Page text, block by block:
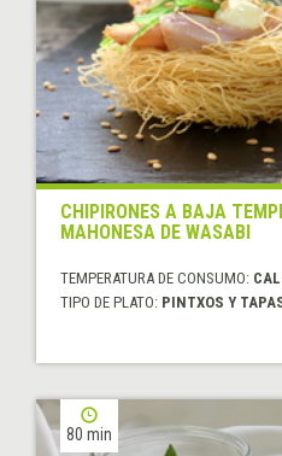
CHIPIRONES A BAJA
MAHONESA DE WASABI
TEMPERATURA DE CONSUMO:
TIPO DE PLATO: PINTXOS Y
80 min